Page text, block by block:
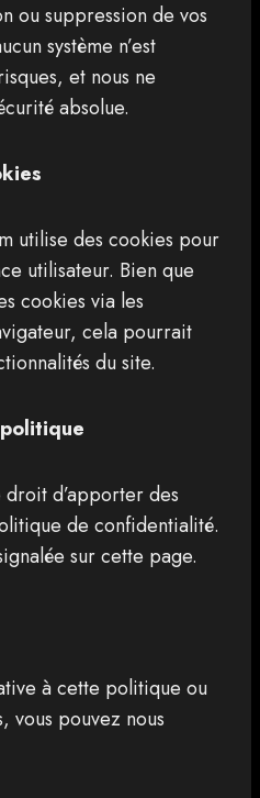
ou suppression de vos
système n’est
et nous ne
absolue.
utilise des cookies pour
utilisateur. Bien que
cookies via les
cela pourrait
du site.
d’apporter des
de confidentialité.
sur cette page.
à cette politique ou
vous pouvez nous